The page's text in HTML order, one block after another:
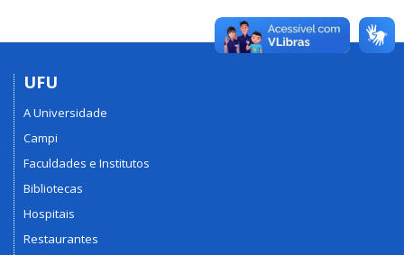
UFU
A Universidade
Campi
Faculdades e Institutos
Bibliotecas
Hospitais
Restaurantes